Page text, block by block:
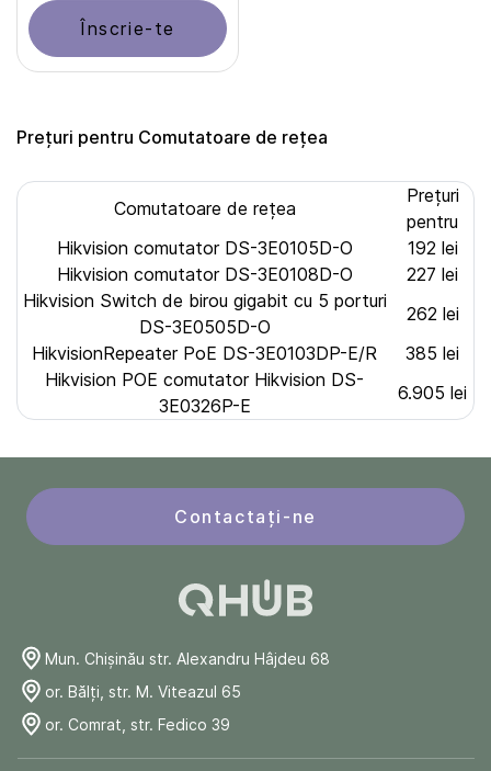
Înscrie-te
Prețuri pentru Comutatoare de rețea
Comutatoare de rețea
Prețuri
pentru
Hikvision comutator DS-3E0105D-O
192 lei
Hikvision comutator DS-3E0108D-O
227 lei
Hikvision Switch de birou gigabit cu 5 porturi
DS-3E0505D-O
262 lei
HikvisionRepeater PoE DS-3E0103DP-E/R
385 lei
Hikvision POE comutator Hikvision DS-
3E0326P-E
6.905 lei
Contactați-ne
Mun. Chişinău str. Alexandru Hâjdeu 68
or. Bălți, str. M. Viteazul 65
or. Comrat, str. Fedico 39